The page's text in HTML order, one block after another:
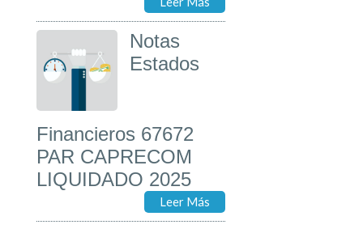
Notas
Estados
Financieros 67672
PAR CAPRECOM
LIQUIDADO 2025
Leer Más